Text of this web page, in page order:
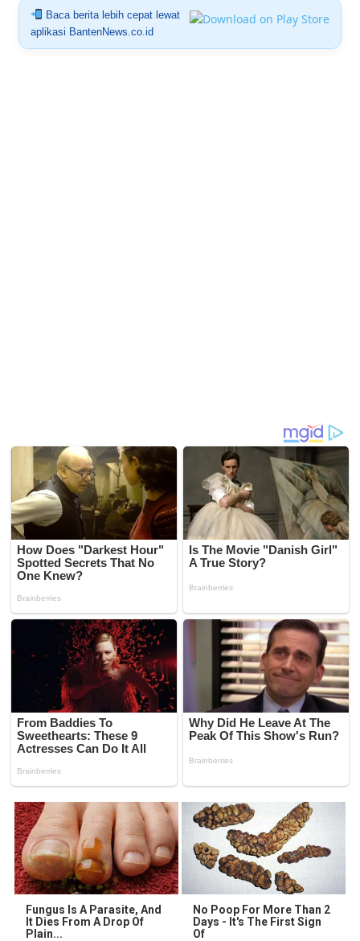
Baca berita lebih cepat lewat
aplikasi BantenNews.co.id
Fungus Is A Parasite, And
It Dies From A Drop Of
Plain...
No Poop For More Than 2
Days - It's The First Sign
Of